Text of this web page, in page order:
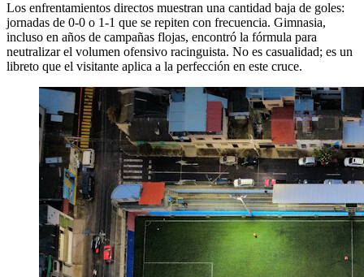
Los enfrentamientos directos muestran una cantidad baja de goles:
jornadas de 0-0 o 1-1 que se repiten con frecuencia. Gimnasia,
incluso en años de campañas flojas, encontró la fórmula para
neutralizar el volumen ofensivo racinguista. No es casualidad; es un
libreto que el visitante aplica a la perfección en este cruce.